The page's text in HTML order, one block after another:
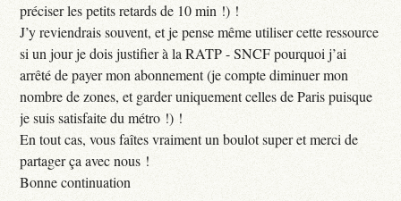
préciser les petits retards de 10 min !) !
J’y reviendrais souvent, et je pense même utiliser cette ressource
si un jour je dois justifier à la RATP - SNCF pourquoi j’ai
arrêté de payer mon abonnement (je compte diminuer mon
nombre de zones, et garder uniquement celles de Paris puisque
je suis satisfaite du métro !) !
En tout cas, vous faîtes vraiment un boulot super et merci de
partager ça avec nous !
Bonne continuation